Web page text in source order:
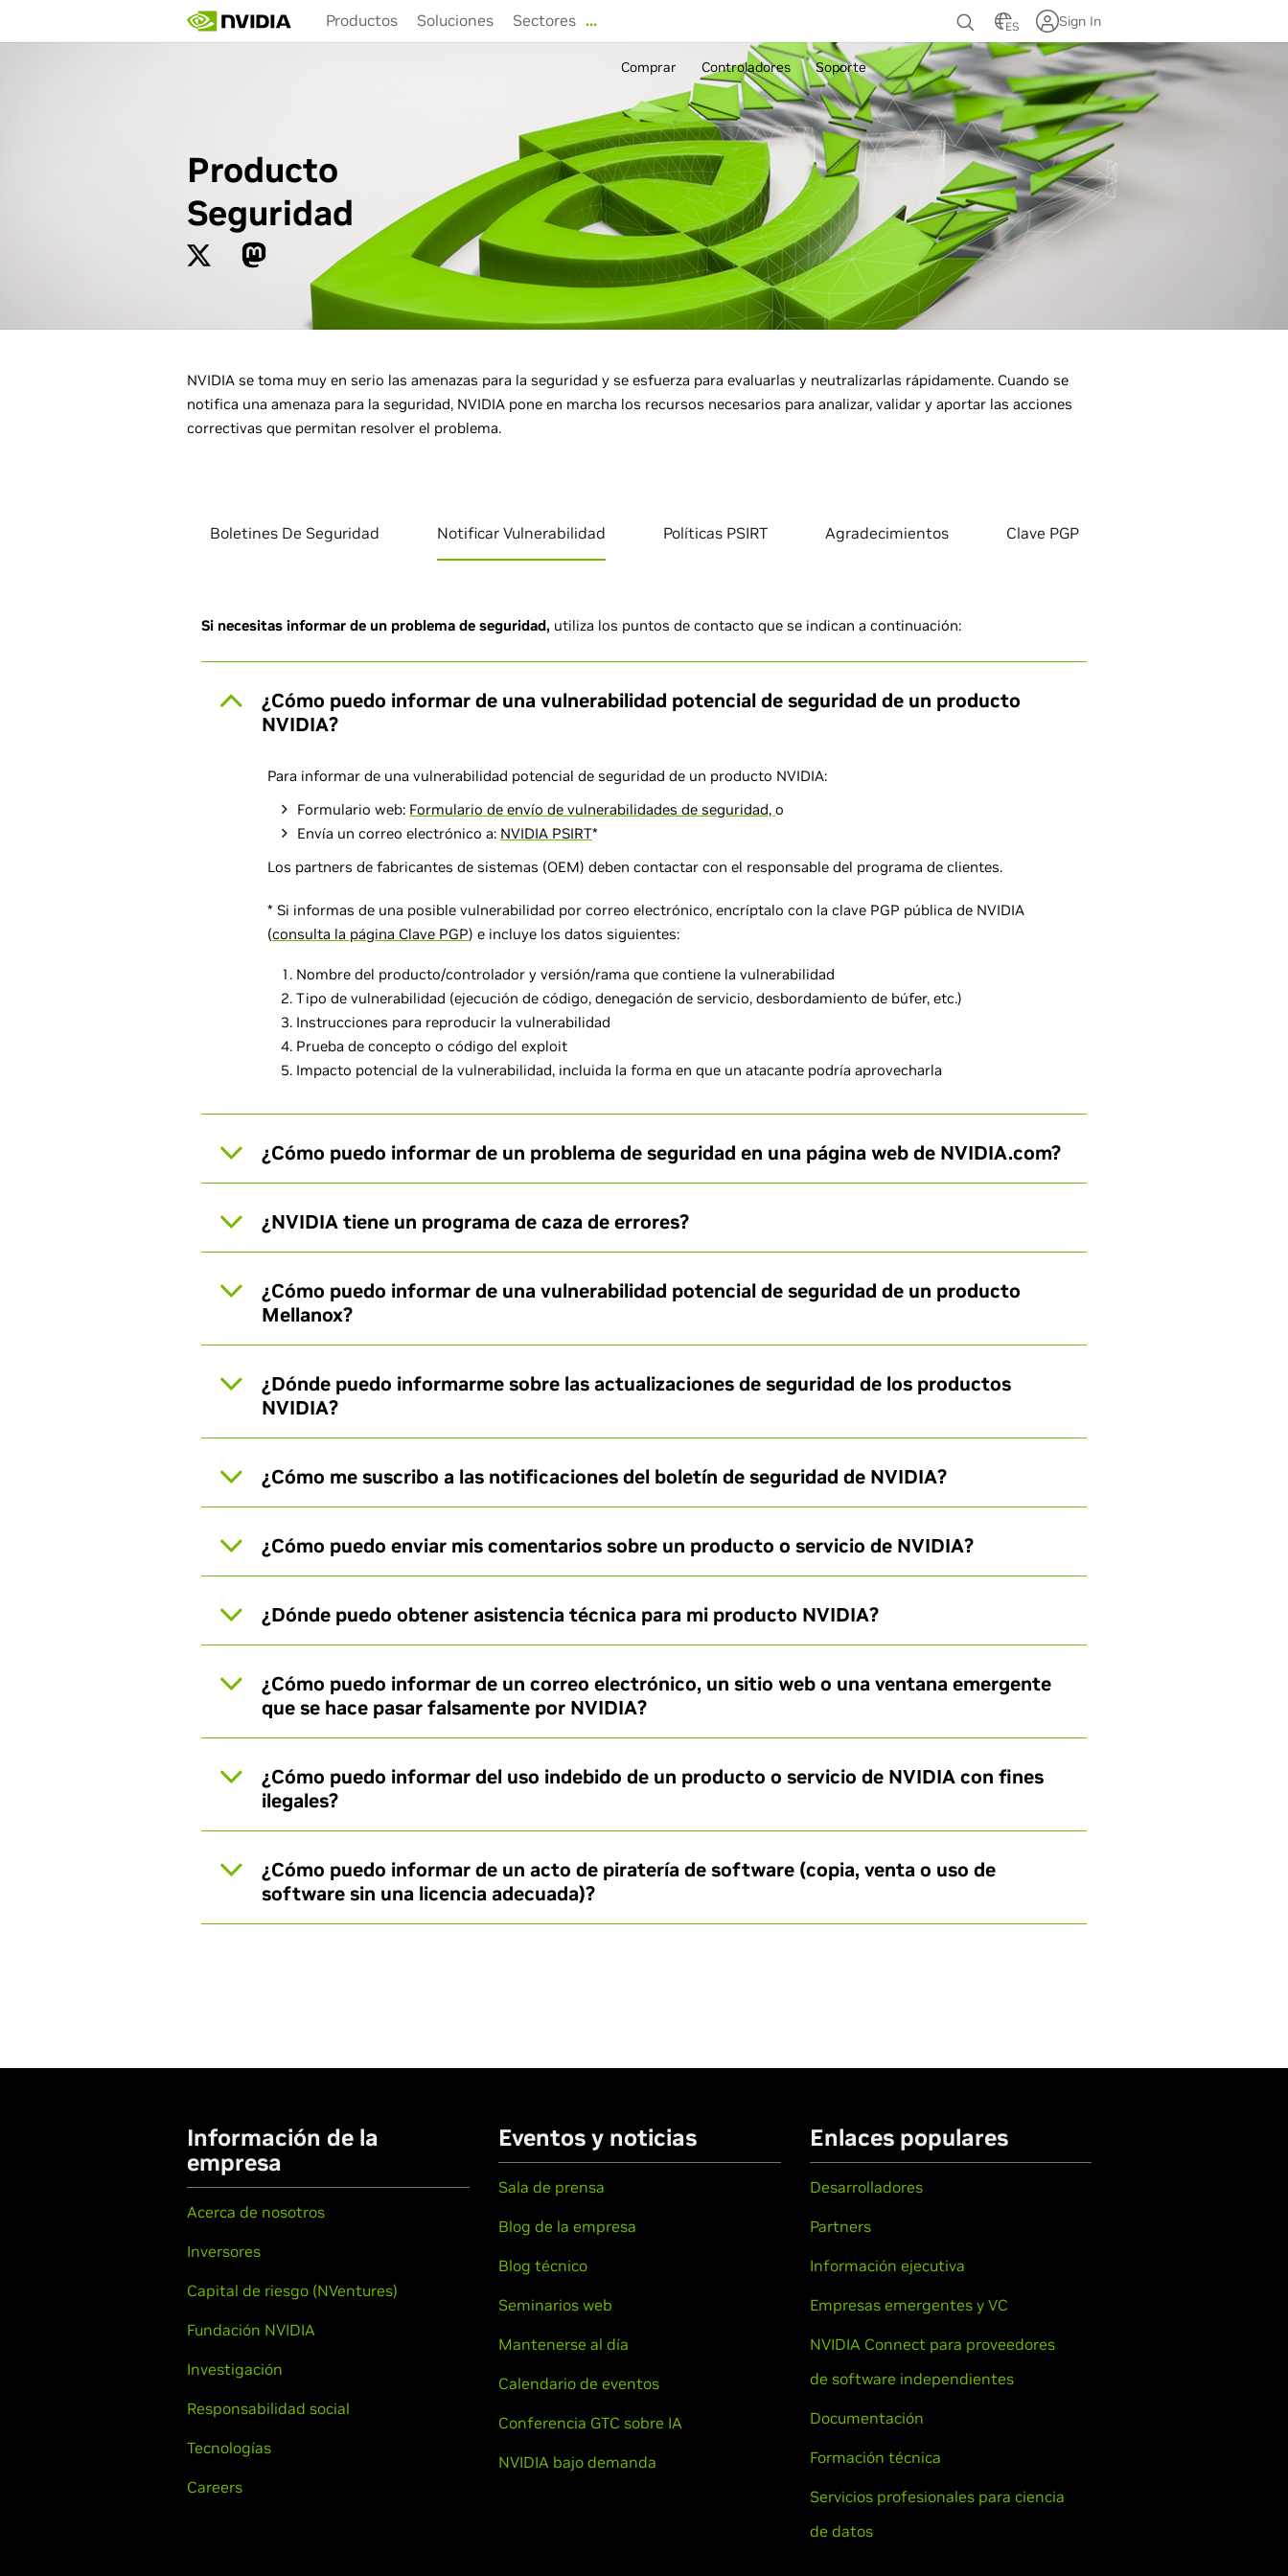
main
Productos Soluciones Sectores …
Comprar Controladores Soporte
ES Sign In
Producto
Seguridad
NVIDIA se toma muy en serio las amenazas para la seguridad y se esfuerza para evaluarlas y neutralizarlas rápidamente. Cuando se
notifica una amenaza para la seguridad, NVIDIA pone en marcha los recursos necesarios para analizar, validar y aportar las acciones
correctivas que permitan resolver el problema.
Boletines De Seguridad Notificar Vulnerabilidad Políticas PSIRT Agradecimientos Clave PGP
Si necesitas informar de un problema de seguridad, utiliza los puntos de contacto que se indican a continuación:
¿Cómo puedo informar de una vulnerabilidad potencial de seguridad de un producto
NVIDIA?
Para informar de una vulnerabilidad potencial de seguridad de un producto NVIDIA:
Formulario web: Formulario de envío de vulnerabilidades de seguridad, o
Envía un correo electrónico a: NVIDIA PSIRT*
Los partners de fabricantes de sistemas (OEM) deben contactar con el responsable del programa de clientes.
* Si informas de una posible vulnerabilidad por correo electrónico, encríptalo con la clave PGP pública de NVIDIA
(consulta la página Clave PGP) e incluye los datos siguientes:
Nombre del producto/controlador y versión/rama que contiene la vulnerabilidad
Tipo de vulnerabilidad (ejecución de código, denegación de servicio, desbordamiento de búfer, etc.)
Instrucciones para reproducir la vulnerabilidad
Prueba de concepto o código del exploit
Impacto potencial de la vulnerabilidad, incluida la forma en que un atacante podría aprovecharla
¿Cómo puedo informar de un problema de seguridad en una página web de NVIDIA.com?
¿NVIDIA tiene un programa de caza de errores?
¿Cómo puedo informar de una vulnerabilidad potencial de seguridad de un producto
Mellanox?
¿Dónde puedo informarme sobre las actualizaciones de seguridad de los productos
NVIDIA?
¿Cómo me suscribo a las notificaciones del boletín de seguridad de NVIDIA?
¿Cómo puedo enviar mis comentarios sobre un producto o servicio de NVIDIA?
¿Dónde puedo obtener asistencia técnica para mi producto NVIDIA?
¿Cómo puedo informar de un correo electrónico, un sitio web o una ventana emergente
que se hace pasar falsamente por NVIDIA?
¿Cómo puedo informar del uso indebido de un producto o servicio de NVIDIA con fines
ilegales?
¿Cómo puedo informar de un acto de piratería de software (copia, venta o uso de
software sin una licencia adecuada)?
Información de la
empresa
Acerca de nosotros
Inversores
Capital de riesgo (NVentures)
Fundación NVIDIA
Investigación
Responsabilidad social
Tecnologías
Careers
Eventos y noticias
Sala de prensa
Blog de la empresa
Blog técnico
Seminarios web
Mantenerse al día
Calendario de eventos
Conferencia GTC sobre IA
NVIDIA bajo demanda
Enlaces populares
Desarrolladores
Partners
Información ejecutiva
Empresas emergentes y VC
NVIDIA Connect para proveedores
de software independientes
Documentación
Formación técnica
Servicios profesionales para ciencia
de datos